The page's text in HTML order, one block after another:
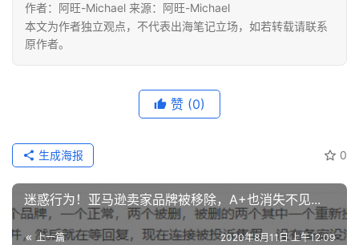
分
享
盘
手
C
作者：阿旺-Michael 来源：阿旺-Michael
本文为作者独立观点，不代表出海笔记立场，如若转载请联系
原作者。
赞 (0)
0
生成海报
迷惑行为！亚马逊卖家品牌被移除，A+也消失不见...
上一篇 2020年8月11日 上午12:09